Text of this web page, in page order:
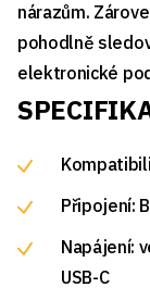
nárazům.
pohodlně
elektronické
Připojení:
Napájení:
USB-C